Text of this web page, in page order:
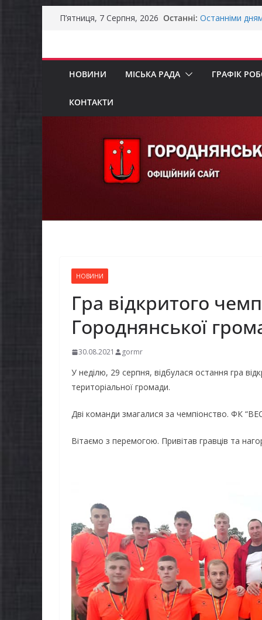
Перейти
П’ятниця, 7 Серпня, 2026 Останні: Батьки
Премії
НОВИНИ МІСЬКА РАДА ГРАФІК
КОНТАКТИ
НОВИНИ
Гра відкритого
Городнянської
30.08.2021 gormr
У неділю, 29 серпня, відбулася остання гра
територіальної громади.
Дві команди змагалися за чемпіонство. ФК
Вітаємо з перемогою. Привітав гравців та